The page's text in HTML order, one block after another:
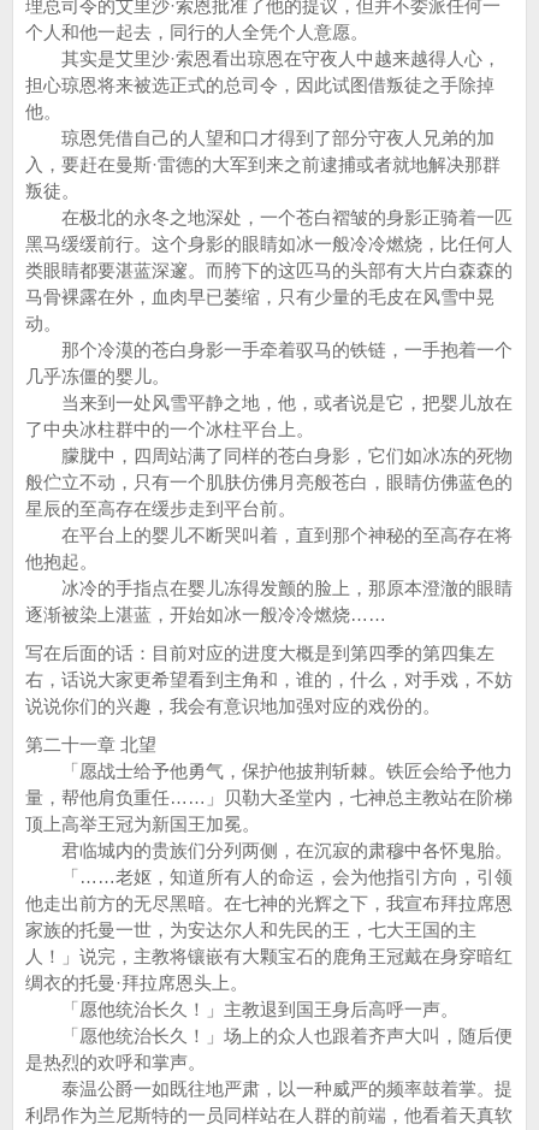
理总司令的艾里沙·索恩批准了他的提议，但并不委派任何一
个人和他一起去，同行的人全凭个人意愿。
其实是艾里沙·索恩看出琼恩在守夜人中越来越得人心，
担心琼恩将来被选正式的总司令，因此试图借叛徒之手除掉
他。
琼恩凭借自己的人望和口才得到了部分守夜人兄弟的加
入，要赶在曼斯·雷德的大军到来之前逮捕或者就地解决那群
叛徒。
在极北的永冬之地深处，一个苍白褶皱的身影正骑着一匹
黑马缓缓前行。这个身影的眼睛如冰一般冷冷燃烧，比任何人
类眼睛都要湛蓝深邃。而胯下的这匹马的头部有大片白森森的
马骨裸露在外，血肉早已萎缩，只有少量的毛皮在风雪中晃
动。
那个冷漠的苍白身影一手牵着驭马的铁链，一手抱着一个
几乎冻僵的婴儿。
当来到一处风雪平静之地，他，或者说是它，把婴儿放在
了中央冰柱群中的一个冰柱平台上。
朦胧中，四周站满了同样的苍白身影，它们如冰冻的死物
般伫立不动，只有一个肌肤仿佛月亮般苍白，眼睛仿佛蓝色的
星辰的至高存在缓步走到平台前。
在平台上的婴儿不断哭叫着，直到那个神秘的至高存在将
他抱起。
冰冷的手指点在婴儿冻得发颤的脸上，那原本澄澈的眼睛
逐渐被染上湛蓝，开始如冰一般冷冷燃烧……
写在后面的话：目前对应的进度大概是到第四季的第四集左
右，话说大家更希望看到主角和，谁的，什么，对手戏，不妨
说说你们的兴趣，我会有意识地加强对应的戏份的。
第二十一章 北望
「愿战士给予他勇气，保护他披荆斩棘。铁匠会给予他力
量，帮他肩负重任……」贝勒大圣堂内，七神总主教站在阶梯
顶上高举王冠为新国王加冕。
君临城内的贵族们分列两侧，在沉寂的肃穆中各怀鬼胎。
「……老妪，知道所有人的命运，会为他指引方向，引领
他走出前方的无尽黑暗。在七神的光辉之下，我宣布拜拉席恩
家族的托曼一世，为安达尔人和先民的王，七大王国的主
人！」说完，主教将镶嵌有大颗宝石的鹿角王冠戴在身穿暗红
绸衣的托曼·拜拉席恩头上。
「愿他统治长久！」主教退到国王身后高呼一声。
「愿他统治长久！」场上的众人也跟着齐声大叫，随后便
是热烈的欢呼和掌声。
泰温公爵一如既往地严肃，以一种威严的频率鼓着掌。提
利昂作为兰尼斯特的一员同样站在人群的前端，他看着天真软